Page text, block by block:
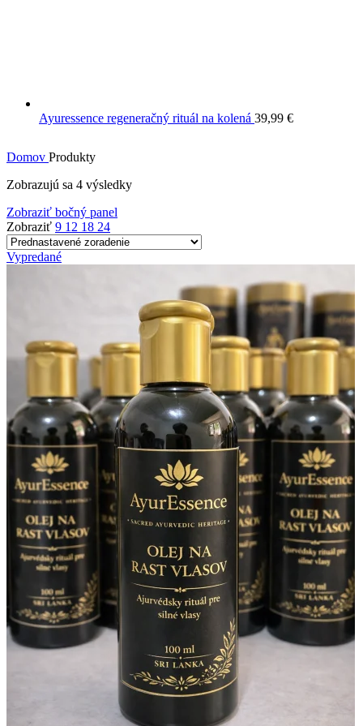
Ayuressence regeneračný rituál na kolená 39,99 €
Domov Produkty
Zobrazujú sa 4 výsledky
Zobraziť bočný panel
Zobraziť 9 12 18 24
Vypredané